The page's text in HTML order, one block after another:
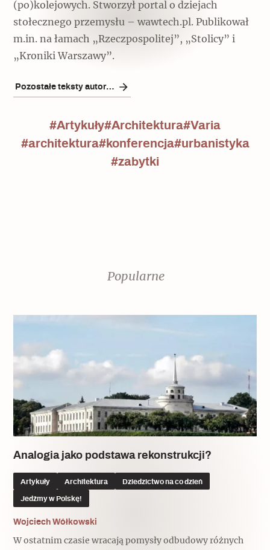
(po)kolejowych. Stworzył portal o dziejach
stołecznego przemysłu – wawtech.pl. Publikował
m.in. na łamach „Rzeczpospolitej”, „Stolicy” i
„Kroniki Warszawy”.
Pozostałe teksty autora/ki
#Artykuły#Architektura#Varia
#architektura#konferencja#urbanistyka
#zabytki
Popularne
Analogia jako podstawa rekonstrukcji?
Artykuły Architektura Dziedzictwo na co dzień
Jedźmy w Polskę!
Wojciech Wółkowski
W ostatnim czasie wracają pomysły odbudowy różnych